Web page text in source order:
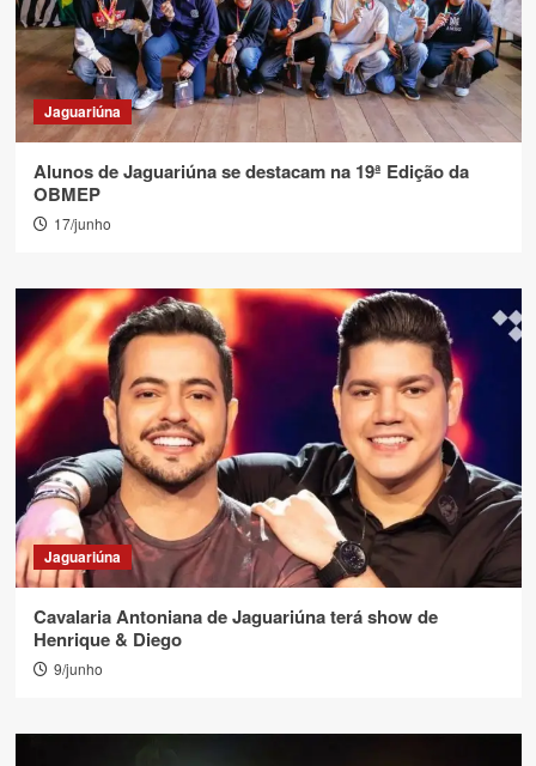
Jaguariúna
Alunos de Jaguariúna se destacam na 19ª Edição da
OBMEP
17/junho
Jaguariúna
Cavalaria Antoniana de Jaguariúna terá show de
Henrique & Diego
9/junho